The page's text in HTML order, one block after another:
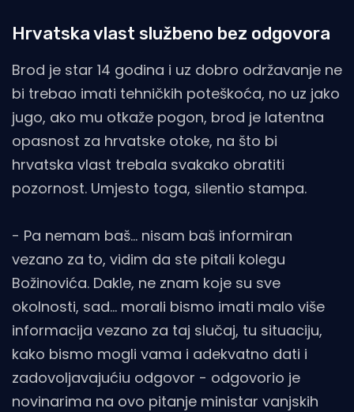
Hrvatska vlast službeno bez odgovora
Brod je star 14 godina i uz dobro održavanje ne
bi trebao imati tehničkih poteškoća, no uz jako
jugo, ako mu otkaže pogon, brod je latentna
opasnost za hrvatske otoke, na što bi
hrvatska vlast trebala svakako obratiti
pozornost. Umjesto toga, silentio stampa.
- Pa nemam baš... nisam baš informiran
vezano za to, vidim da ste pitali kolegu
Božinovića. Dakle, ne znam koje su sve
okolnosti, sad... morali bismo imati malo više
informacija vezano za taj slučaj, tu situaciju,
kako bismo mogli vama i adekvatno dati i
zadovoljavajućiu odgovor - odgovorio je
novinarima na ovo pitanje ministar vanjskih